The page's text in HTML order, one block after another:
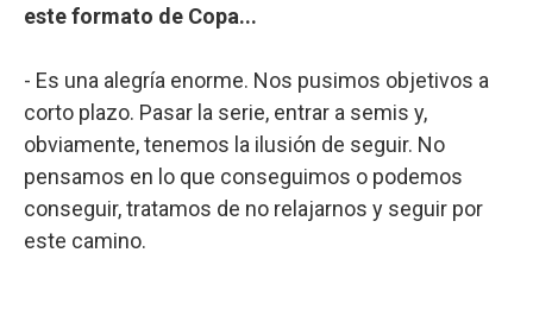
este formato de Copa...
- Es una alegría enorme. Nos pusimos objetivos a
corto plazo. Pasar la serie, entrar a semis y,
obviamente, tenemos la ilusión de seguir. No
pensamos en lo que conseguimos o podemos
conseguir, tratamos de no relajarnos y seguir por
este camino.